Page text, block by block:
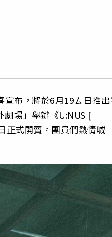
宣布，將於6月19ㄊ日推
劇場」舉辦《U:NUS [
正式開賣。團員們熱情喊